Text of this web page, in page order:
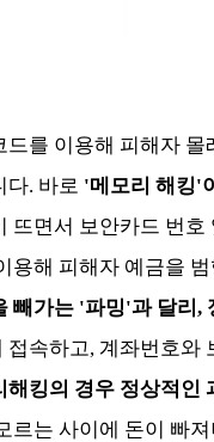
드를 이용해 피해자
다. 바로 '메모리 해킹'
뜨면서 보안카드 번
용해 피해자 예금을
빼가는 '파밍'과 달리,
접속하고, 계좌번호와
해킹의 경우 정상적인
르는 사이에 돈이 빠